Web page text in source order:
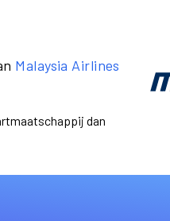
Malaysia Airlines
dan